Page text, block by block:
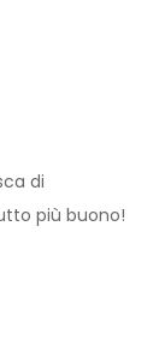
di
più buono!